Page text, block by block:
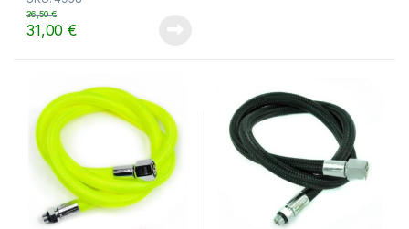
31,00€
36,50€